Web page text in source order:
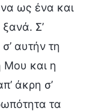
ως ένα και
Σ’
αυτήν τη
Μου και η
άκρη σ’
τα